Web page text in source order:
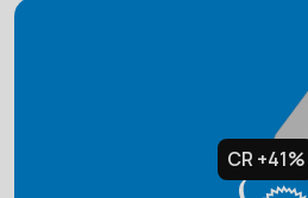
CR +41%